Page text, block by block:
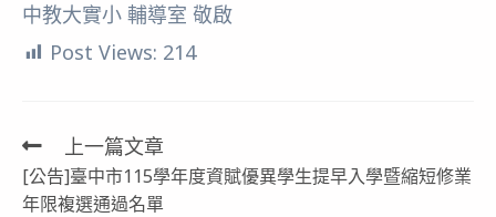
中教大實小 輔導室 敬啟
Post Views: 214
Read
more
上一篇文章
[公告]臺中市115學年度資賦優異學生提早入學暨縮短修業
年限複選通過名單